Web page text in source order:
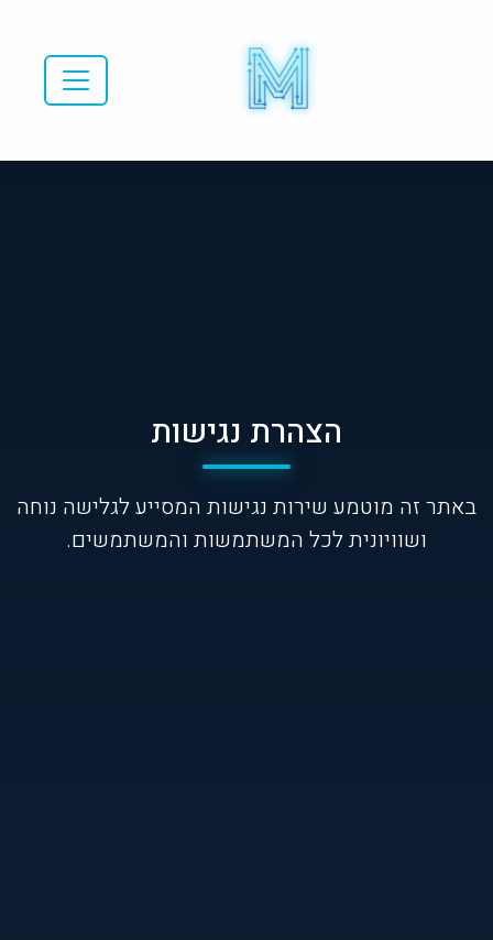
הצהרת נגישות
באתר זה מוטמע שירות נגישות המסייע לגלישה נוחה
ושוויונית לכל המשתמשות והמשתמשים.